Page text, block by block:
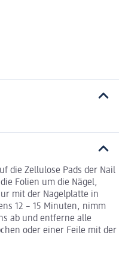
die Zellulose Pads der Nail
Folien um die Nägel,
mit der Nagelplatte in
12 – 15 Minuten, nimm
ab und entferne alle
oder einer Feile mit der